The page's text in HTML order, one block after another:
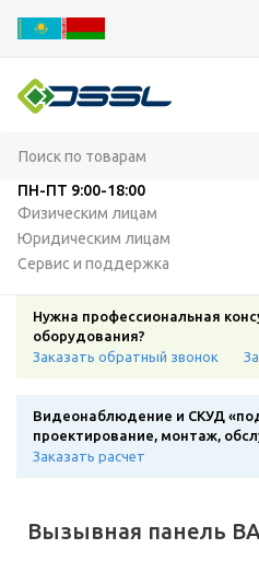
ПН-ПТ 9:00-18:00
Физическим лицам
Юридическим лицам
Сервис и поддержка
Нужна профессиональная
оборудования?
Заказать обратный звонок
Видеонаблюдение и СКУД
проектирование, монтаж,
Заказать расчет
Вызывная панель